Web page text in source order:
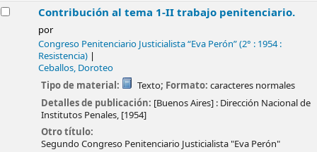
Contribución al tema 1-II trabajo penitenciario.
por
Congreso Penitenciario Justicialista “Eva Perón”(2° : 1954 :
Resistencia)
Ceballos, Doroteo
Tipo de material: Texto; Formato: caracteres normales
Detalles de publicación: [Buenos Aires] : Dirección Nacional de
Institutos Penales, [1954]
Otro título:
Segundo Congreso Penitenciario Justicialista "Eva Perón"